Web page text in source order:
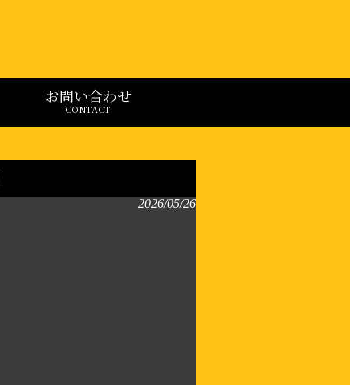
お問い合わせ
CONTACT
2026/05/26